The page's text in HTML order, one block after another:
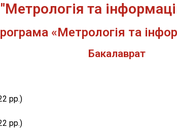
та
«Метрологія та
Бакалаврат
рр.)
рр.)